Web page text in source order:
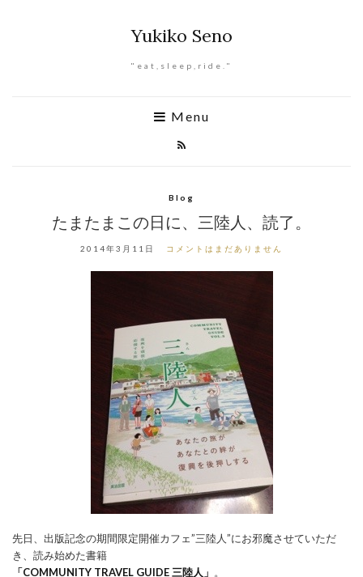
Yukiko Seno
"eat,sleep,ride."
Menu
Blog
たまたまこの日に、三陸人、読了。
2014年3月11日 コメントはまだありません
先日、出版記念の期間限定開催カフェ”三陸人”にお邪魔させていただ
き、読み始めた書籍
「COMMUNITY TRAVEL GUIDE 三陸人 」 。